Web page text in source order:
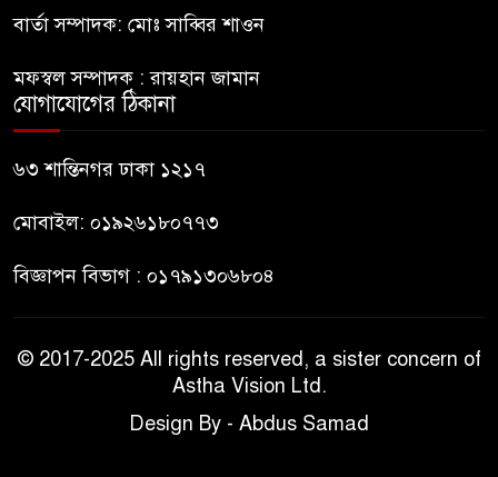
জুলাই জাদুঘরে টিকিট জালিয়াতি!
বার্তা সম্পাদক: মোঃ সাব্বির শাওন
মফস্বল সম্পাদক : রায়হান জামান
যোগাযোগের ঠিকানা
৬৩ শান্তিনগর ঢাকা ১২১৭
মোবাইল: ০১৯২৬১৮০৭৭৩
বিজ্ঞাপন বিভাগ : ০১৭৯১৩০৬৮০৪
© 2017-2025 All rights reserved, a sister concern of
Astha Vision Ltd.
Design By - Abdus Samad